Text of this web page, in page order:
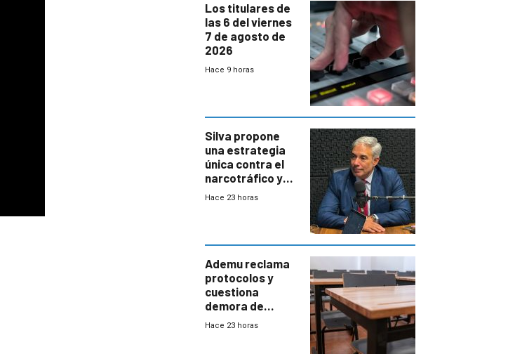
Los titulares de
las 6 del viernes
7 de agosto de
2026
Hace 9 horas
Silva propone
una estrategia
única contra el
narcotráfico y
mayor
Hace 23 horas
Ademu reclama
protocolos y
cuestiona
demora de
Primaria ante
Hace 23 horas